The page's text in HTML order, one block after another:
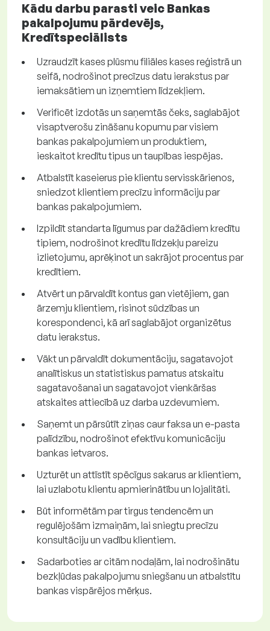
Kādu darbu parasti veic Bankas
pakalpojumu pārdevējs,
Kredītspeciālists
Uzraudzīt kases plūsmu filiāles kases reģistrā un
seifā, nodrošinot precīzus datu ierakstus par
iemaksātiem un izņemtiem līdzekļiem.
Verificēt izdotās un saņemtās čeks, saglabājot
visaptverošu zināšanu kopumu par visiem
bankas pakalpojumiem un produktiem,
ieskaitot kredītu tipus un taupības iespējas.
Atbalstīt kaseierus pie klientu servisskārienos,
sniedzot klientiem precīzu informāciju par
bankas pakalpojumiem.
Izpildīt standarta līgumus par dažādiem kredītu
tipiem, nodrošinot kredītu līdzekļu pareizu
izlietojumu, aprēķinot un sakrājot procentus par
kredītiem.
Atvērt un pārvaldīt kontus gan vietējiem, gan
ārzemju klientiem, risinot sūdzības un
korespondenci, kā arī saglabājot organizētus
datu ierakstus.
Vākt un pārvaldīt dokumentāciju, sagatavojot
analītiskus un statistiskus pamatus atskaitu
sagatavošanai un sagatavojot vienkāršas
atskaites attiecībā uz darba uzdevumiem.
Saņemt un pārsūtīt ziņas caur faksa un e-pasta
palīdzību, nodrošinot efektīvu komunicāciju
bankas ietvaros.
Uzturēt un attīstīt spēcīgus sakarus ar klientiem,
lai uzlabotu klientu apmierinātību un lojalitāti.
Būt informētām par tirgus tendencēm un
regulējošām izmaiņām, lai sniegtu precīzu
konsultāciju un vadību klientiem.
Sadarboties ar citām nodaļām, lai nodrošinātu
bezkļūdas pakalpojumu sniegšanu un atbalstītu
bankas vispārējos mērķus.